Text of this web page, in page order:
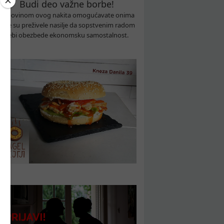
Budi deo važne borbe!
Kupovinom ovog nakita omogućavate onima
koje su preživele nasilje da sopstvenim radom
sebi obezbede ekonomsku samostalnost.